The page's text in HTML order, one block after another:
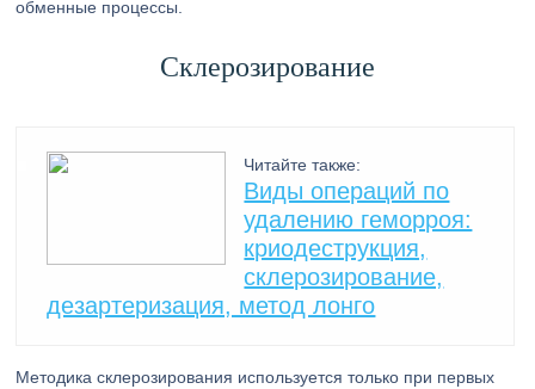
обменные процессы.
Склерозирование
Читайте также:
Виды операций по
удалению геморроя:
криодеструкция,
склерозирование,
дезартеризация, метод лонго
Методика склерозирования используется только при первых